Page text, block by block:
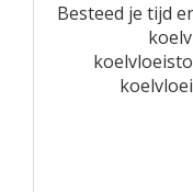
Besteed je tijd